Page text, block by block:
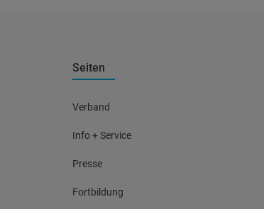
Seiten
Verband
Info + Service
Presse
Fortbildung